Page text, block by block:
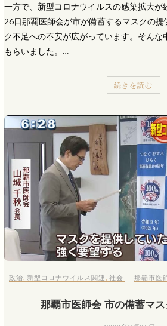
一方で、新型コロナウイルスの感染拡大が
26日那覇医師会が市が備蓄するマスクの
ク不足への不安が広がっています。そんな
もらいました。…
続きを読む
政治 新型コロナウイルス関連 ,社会 那覇市医
那覇市医師会 市の備蓄マ